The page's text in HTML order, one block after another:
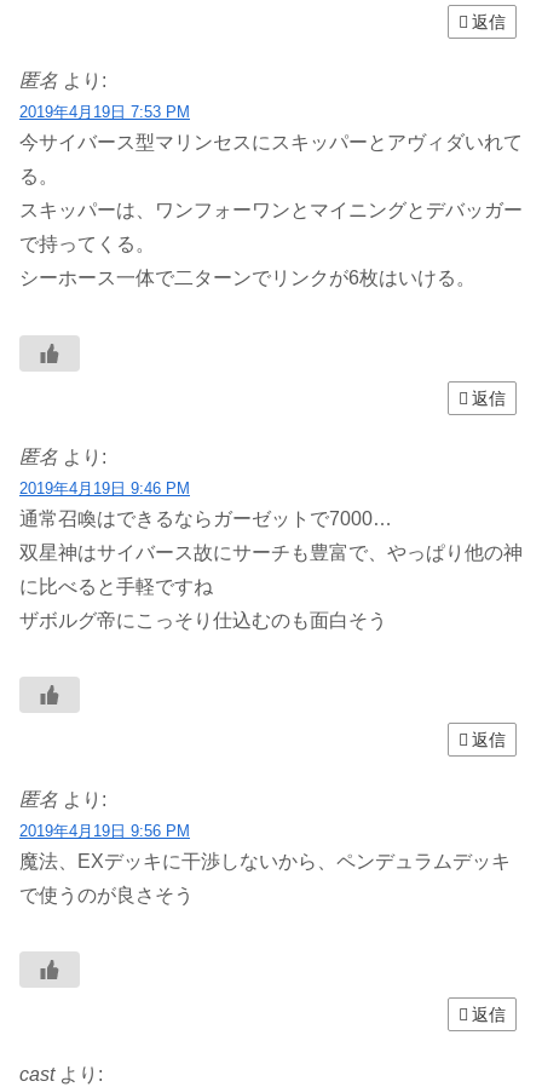
返信
匿名 より:
2019年4月19日 7:53 PM
今サイバース型マリンセスにスキッパーとアヴィダいれて
る。
スキッパーは、ワンフォーワンとマイニングとデバッガー
で持ってくる。
シーホース一体で二ターンでリンクが6枚はいける。
返信
匿名 より:
2019年4月19日 9:46 PM
通常召喚はできるならガーゼットで7000…
双星神はサイバース故にサーチも豊富で、やっぱり他の神
に比べると手軽ですね
ザボルグ帝にこっそり仕込むのも面白そう
返信
匿名 より:
2019年4月19日 9:56 PM
魔法、EXデッキに干渉しないから、ペンデュラムデッキ
で使うのが良さそう
返信
cast より: